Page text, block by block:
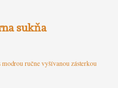
sukňa